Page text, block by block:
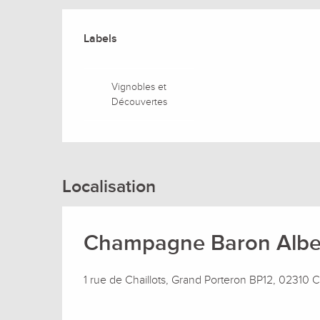
Offres de prestations
Labels
Labels
Vignobles et
Découvertes
Localisation
Champagne Baron
1 rue de Chaillots, Grand Porteron BP12, 02310